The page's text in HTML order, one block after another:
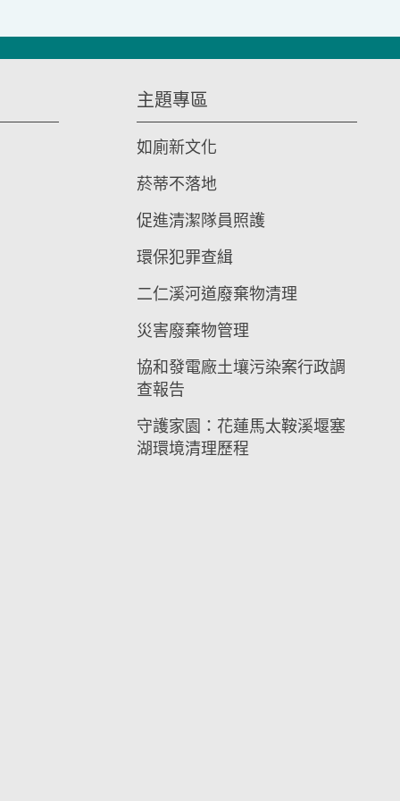
主題專區
如廁新文化
菸蒂不落地
促進清潔隊員照護
環保犯罪查緝
二仁溪河道廢棄物清理
災害廢棄物管理
協和發電廠土壤污染案行政調
查報告
守護家園：花蓮馬太鞍溪堰塞
湖環境清理歷程